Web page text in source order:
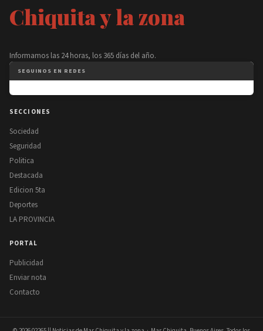
Chiquita y la zona
Informamos las 24 horas, los 365 días del año.
SEGUINOS EN REDES
SECCIONES
Sociedad
Seguridad
Politica
Destacada
Edicion 5ta
Deportes
LA PROVINCIA
PORTAL
Publicidad
Enviar nota
Contacto